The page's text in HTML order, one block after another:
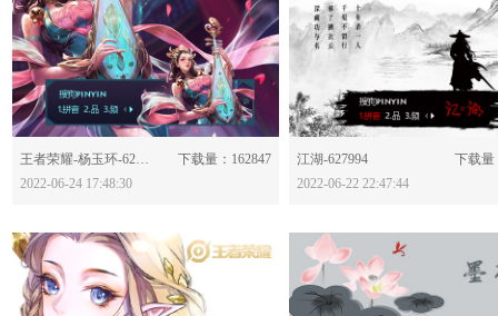
分享：
王者荣耀-杨玉环-628026
下载量：162847
2022-06-24 17:48:30
江湖-627994
下载量
2022-06-22 22:47:44